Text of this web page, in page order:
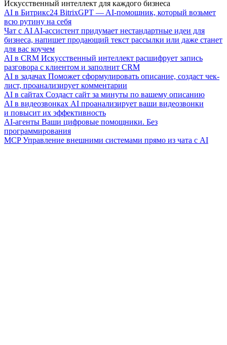
Искусственный интеллект для каждого бизнеса
AI в Битрикс24 BitrixGPT — AI-помощник, который возьмет
всю рутину на себя
Чат с AI AI-ассистент придумает нестандартные идеи для
бизнеса, напишет продающий текст рассылки или даже станет
для вас коучем
AI в CRM Искусственный интеллект расшифрует запись
разговора с клиентом и заполнит CRM
AI в задачах Поможет сформулировать описание, создаст чек-
лист, проанализирует комментарии
AI в сайтах Создаст сайт за минуты по вашему описанию
AI в видеозвонках AI проанализирует ваши видеозвонки
и повысит их эффективность
AI-агенты Ваши цифровые помощники. Без
программирования
MCP Управление внешними системами прямо из чата с AI